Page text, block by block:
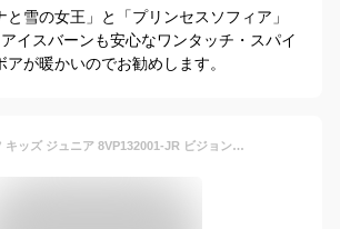
雪の女王」と「プリンセスソフィア」
イスバーンも安心なワンタッチ・スパイ
が暖かいのでお勧めします。
スノーブーツ キッズ ジュニア 8VP132001-JR ビジョンピークス VISIONPEAKS